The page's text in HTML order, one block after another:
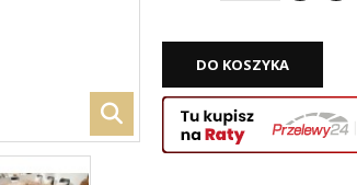
DO KOSZYKA